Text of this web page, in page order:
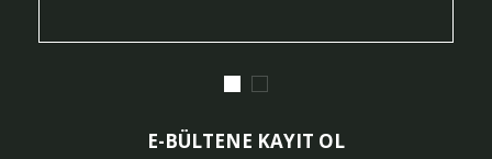
E-BÜLTENE KAYIT OL